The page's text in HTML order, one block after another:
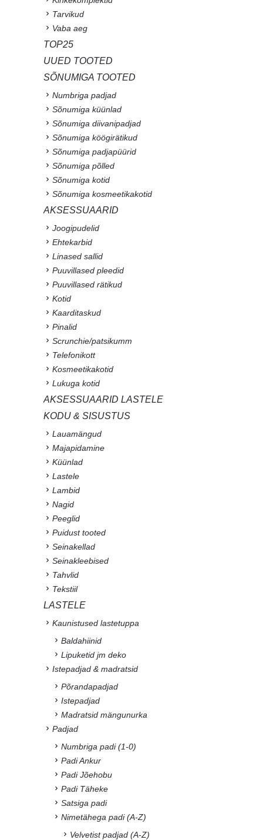
Tarvikud
Vaba aeg
TOP25
UUED TOOTED
SÕNUMIGA TOOTED
Numbriga padjad
Sõnumiga küünlad
Sõnumiga diivanipadjad
Sõnumiga köögirätikud
Sõnumiga padjapüürid
Sõnumiga põlled
Sõnumiga kotid
Sõnumiga kosmeetikakotid
AKSESSUAARID
Joogipudelid
Ehtekarbid
Linased sallid
Puuvillased pleedid
Puuvillased rätikud
Kotid
Kaarditaskud
Pinalid
Scrunchie/patsikumm
Telefonikott
Kosmeetikakotid
Lukuga kotid
AKSESSUAARID LASTELE
KODU & SISUSTUS
Lauamängud
Majapidamine
Küünlad
Lastele
Lambid
Nagid
Peeglid
Puidust tooted
Seinakellad
Seinakleebised
Tahvlid
Tekstiil
LASTELE
Kaunistused lastetuppa
Baldahiinid
Lipuketid jm deko
Istepadjad & madratsid
Põrandapadjad
Istepadjad
Madratsid mängunurka
Padjad
Numbriga padi (1-0)
Padi Ankur
Padi Jõehobu
Padi Täheke
Satsiga padi
Nimetähega padi (A-Z)
Velvetist padjad (A-Z)